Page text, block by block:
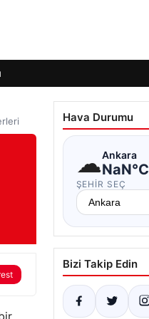
Hava Durumu
☁Ankara
NaN°C
ŞEHIR SEÇ
Bizi Takip Edin